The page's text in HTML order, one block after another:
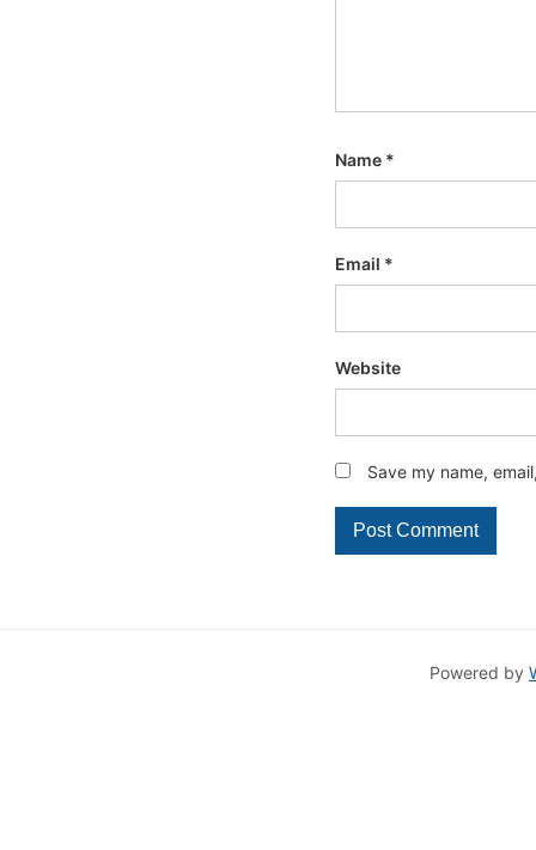
Name *
Email *
Website
Save my name,
Powered by